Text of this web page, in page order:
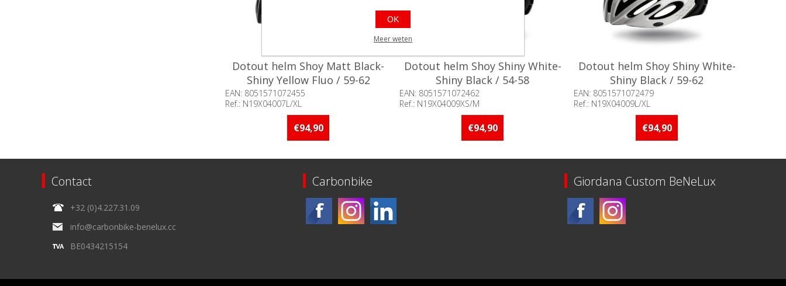
Dotout helm Shoy Matt Black-
Shiny Yellow Fluo / 59-62
EAN: 8051571072455
Ref.: N19X04007L/XL
Beschikbaarheid:: Minder dan 5 stuks
€94,90
Dotout helm Shoy Shiny White-
Shiny Black / 54-58
EAN: 8051571072462
Ref.: N19X04009XS/M
Beschikbaarheid:: Niet voorradig
€94,90
Dotout helm Shoy Shiny White-
Shiny Black / 59-62
EAN: 8051571072479
Ref.: N19X04009L/XL
Beschikbaarheid:: Minder dan 5 stuks
€94,90
Contact
+32 (0)4.227.31.09
info@carbonbike-benelux.cc
BE0434215154
Carbonbike Giordana Custom BeNeLux
OK
Meer weten